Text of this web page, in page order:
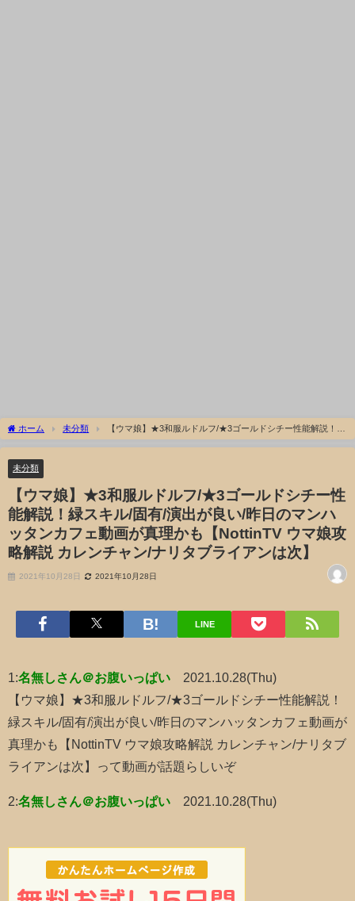
ホーム 未分類
【ウマ娘】★3和服ルドルフ/★3ゴールドシチー性能解説！緑
スキル/固有/演出が良い/昨日のマンハッタンカフェ動画が真理かも【NottinTV ウマ娘攻
未分類
【ウマ娘】★3和服ルドルフ/★3ゴールドシチー性
能解説！緑スキル/固有/演出が良い/昨日のマンハ
ッタンカフェ動画が真理かも【NottinTV ウマ娘攻
略解説 カレンチャン/ナリタブライアンは次】
2021年10月28日 2021年10月28日
LINE
1:名無しさん＠お腹いっぱい
2021.10.28(Thu)
【ウマ娘】★3和服ルドルフ/★3ゴールドシチー性能解説！
緑スキル/固有/演出が良い/昨日のマンハッタンカフェ動画が
真理かも【NottinTV ウマ娘攻略解説 カレンチャン/ナリタブ
ライアンは次】って動画が話題らしいぞ
2:名無しさん＠お腹いっぱい 2021.10.28(Thu)